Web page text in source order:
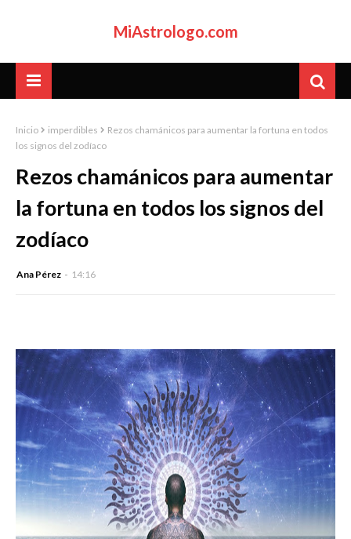
MiAstrologo.com
Inicio imperdibles
Rezos chamánicos para aumentar la fortuna en todos
los signos del zodíaco
Rezos chamánicos para aumentar
la fortuna en todos los signos del
zodíaco
Ana Pérez 14:16